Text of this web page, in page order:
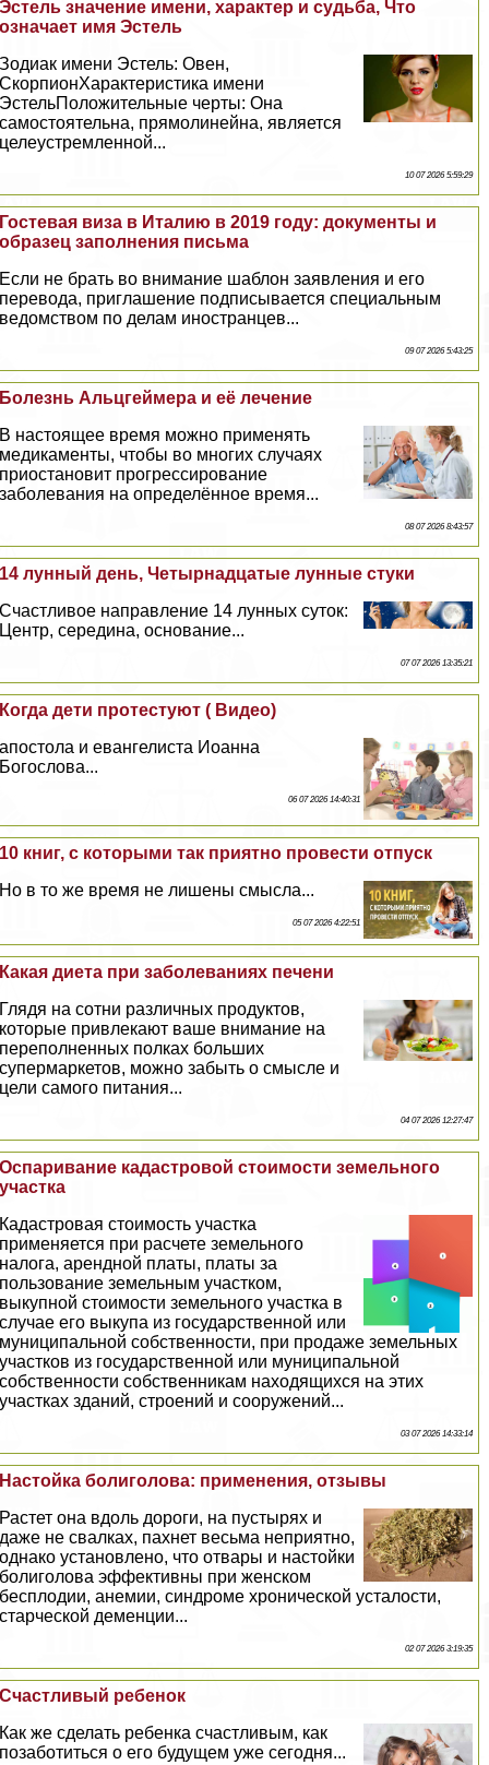
Эстель значение имени, хаpaктер и судьба, Что
означает имя Эстель
Зодиак имени Эстель: Овен,
СкорпионХаpaктеристика имени
ЭстельПоложительные черты: Она
самостоятельна, прямолинейна, является
целеустремленной...
10 07 2026 5:59:29
Гостевая виза в Италию в 2019 году: документы и
образец заполнения письма
Если не брать во внимание шаблон заявления и его
перевода, приглашение подписывается специальным
ведомством по делам иностранцев...
09 07 2026 5:43:25
Болезнь Альцгeймера и её лечение
В настоящее время можно применять
медикаменты, чтобы во многих случаях
приостановит прогрессирование
заболевания на определённое время...
08 07 2026 8:43:57
14 лунный день, Четырнадцатые лунные стуки
Счастливое направление 14 лунных суток:
Центр, середина, основание...
07 07 2026 13:35:21
Когда дети протестуют ( Видео)
апостола и евангелиста Иоанна
Богослова...
06 07 2026 14:40:31
10 книг, с которыми так приятно провести отпуск
Но в то же время не лишены смысла...
05 07 2026 4:22:51
Какая диета при заболеваниях печени
Глядя на сотни различных продуктов,
которые привлекают ваше внимание на
переполненных полках больших
супермаркетов, можно забыть о смысле и
цели самого питания...
04 07 2026 12:27:47
Оспаривание кадастровой стоимости земельного
участка
Кадастровая стоимость участка
применяется при расчете земельного
налога, арендной платы, платы за
пользование земельным участком,
выкупной стоимости земельного участка в
случае его выкупа из государственной или
муниципальной собственности, при продаже земельных
участков из государственной или муниципальной
собственности собственникам находящихся на этих
участках зданий, строений и сооружений...
03 07 2026 14:33:14
Настойка болиголова: применения, отзывы
Растет она вдоль дороги, на пустырях и
даже не свалках, пахнет весьма неприятно,
однако установлено, что отвары и настойки
болиголова эффективны при женском
бесплодии, анемии, синдроме хронической усталости,
старческой деменции...
02 07 2026 3:19:35
Счастливый ребенок
Как же сделать ребенка счастливым, как
позаботиться о его будущем уже сегодня...